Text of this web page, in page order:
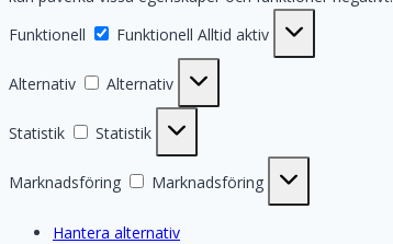
Funktionell
Funktionell Alltid aktiv
Alternativ Alternativ
Statistik Statistik
Marknadsföring Marknadsföring
Hantera alternativ